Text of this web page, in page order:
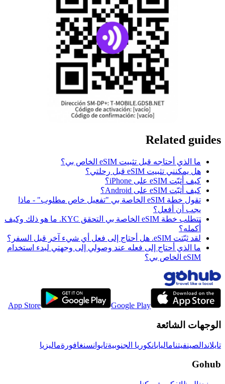
Related guides
ما الذي أحتاجه قبل تثبيت eSIM الخاص بي؟
هل يمكنني تثبيت eSIM قبل رحلتي؟
كيف أثبّت eSIM على iPhone؟
كيف أثبّت eSIM على Android؟
تقول خطة eSIM الخاصة بي "تفعيل خاص مطلوب" - ماذا
يجب أن أفعل؟
تتطلب خطة eSIM الخاصة بي التحقق KYC. ما هو ذلك وكيف
أُكمله؟
لقد ثبّتت eSIM. هل أحتاج إلى فعل أي شيء آخر قبل السفر؟
ما الذي أحتاج إلى فعله عند وصولي إلى وجهتي لبدء استخدام
eSIM الخاص بي؟
App Store Google Play
الوجهات الشائعة
تايلاند الصينفيتناماليابانكوريا الجنوبيةتايوانسنغافورةماليزيا
Gohub